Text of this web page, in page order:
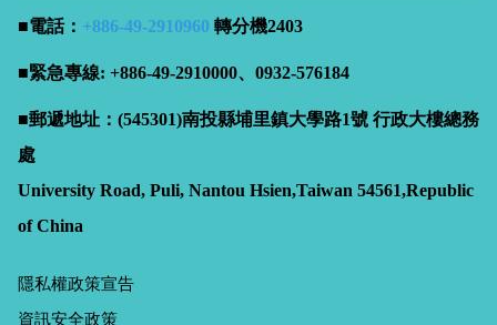
■電話： +886-49-2910960 轉分機2403
■緊急專線: +886-49-2910000、0932-576184
■郵遞地址：(545301)南投縣埔里鎮大學路1號 行政大樓總務
處
University Road, Puli, Nantou Hsien,Taiwan 54561,Republic
of China
隱私權政策宣告
資訊安全政策